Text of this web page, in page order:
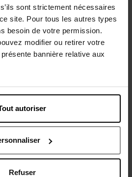
sont strictement nécessaires
site. Pour tous les autres types
besoin de votre permission.
modifier ou retirer votre
bannière relative aux
autoriser
Refuser
relative aux avis des clients